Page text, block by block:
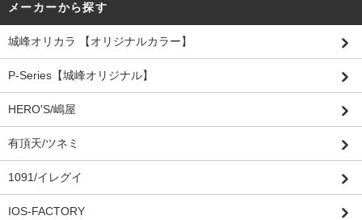
メーカーから探す
城峰オリカラ 【オリジナルカラー】
P-Series【城峰オリジナル】
HERO'S/嶋屋
有頂天/ツネミ
1091/イレグイ
IOS-FACTORY